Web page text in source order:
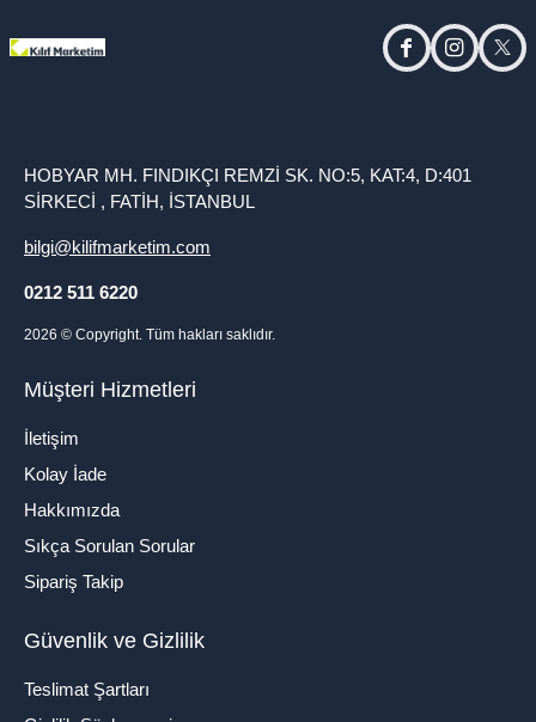
facebookinstagram
HOBYAR MH. FINDIKÇI REMZİ SK. NO:5, KAT:4, D:401
SİRKECİ , FATİH, İSTANBUL
bilgi@kilifmarketim.com
0212 511 6220
2026 © Copyright. Tüm hakları saklıdır.
Müşteri Hizmetleri
İletişim
Kolay İade
Hakkımızda
Sıkça Sorulan Sorular
Sipariş Takip
Güvenlik ve Gizlilik
Teslimat Şartları